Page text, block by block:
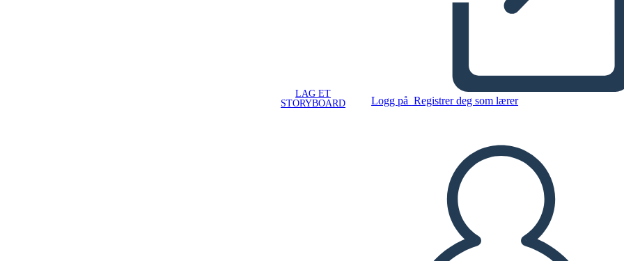
LAG ET
STORYBOARD
Logg på Registrer deg som lærer